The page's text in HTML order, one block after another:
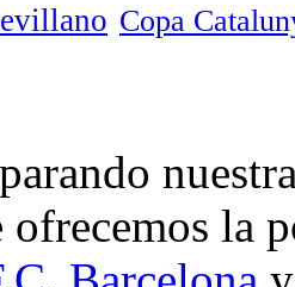
Copa
ofrecemos la